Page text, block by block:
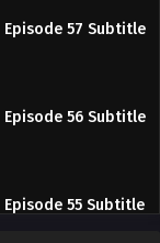
Episode 57 Subtitle
Episode 56 Subtitle
55 Subtitle